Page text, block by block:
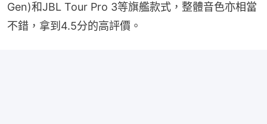
Gen)和JBL Tour Pro 3等旗艦款式，整體音色亦相當
不錯，拿到4.5分的高評價。